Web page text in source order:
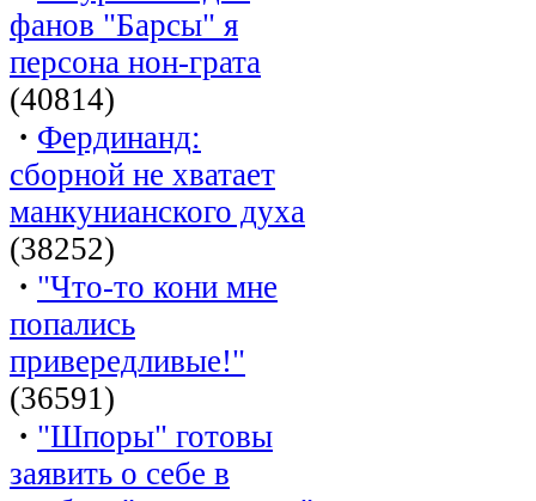
фанов "Барсы" я
персона нон-грата
(40814)
· Фердинанд:
сборной не хватает
манкунианского духа
(38252)
· "Что-то кони мне
попались
привередливые!"
(36591)
· "Шпоры" готовы
заявить о себе в